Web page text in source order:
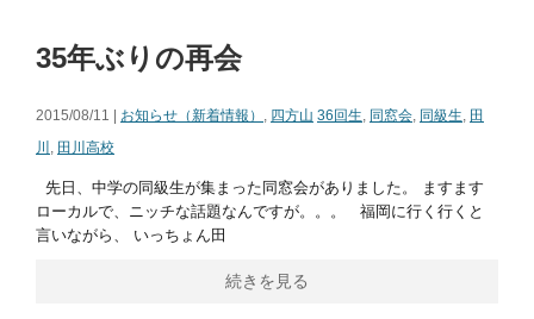
35年ぶりの再会
2015/08/11 | お知らせ（新着情報） , 四方山 36回生, 同窓会, 同級生, 田
川 , 田川高校
先日、中学の同級生が集まった同窓会がありました。 ますます
ローカルで、ニッチな話題なんですが。。。 福岡に行く行くと
言いながら、 いっちょん田
続きを見る